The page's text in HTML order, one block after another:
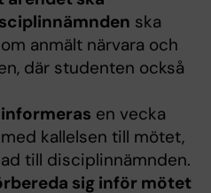
ska
anmält närvara och
där studenten också
en vecka
kallelsen till mötet,
till disciplinnämnden.
sig inför mötet